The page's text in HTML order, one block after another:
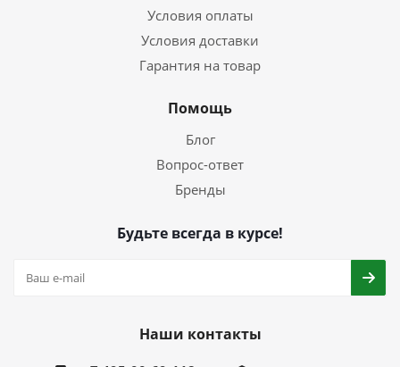
Условия оплаты
Условия доставки
Гарантия на товар
Помощь
Блог
Вопрос-ответ
Бренды
Будьте всегда в курсе!
Наши контакты